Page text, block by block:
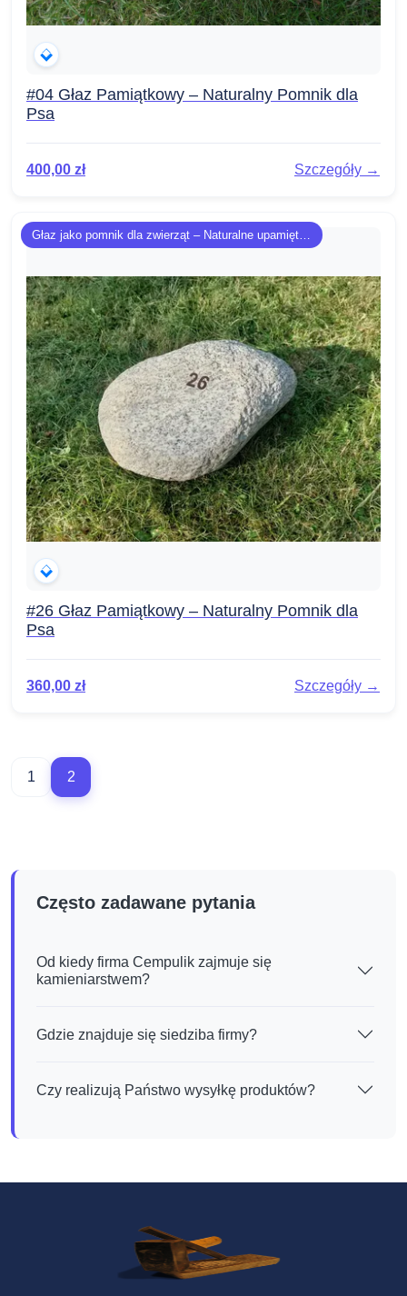
#04 Głaz Pamiątkowy – Naturalny Pomnik dla
Psa
400,00 zł Szczegóły →
Głaz jako pomnik dla zwierząt – Naturalne upamiętnienie
#26 Głaz Pamiątkowy – Naturalny Pomnik dla
Psa
360,00 zł Szczegóły →
1 2
Często zadawane pytania
Od kiedy firma Cempulik zajmuje się
kamieniarstwem?
Gdzie znajduje się siedziba firmy?
Czy realizują Państwo wysyłkę produktów?